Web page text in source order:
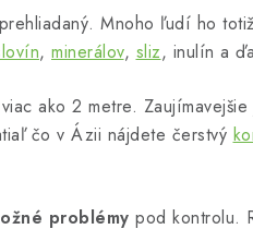
Mnoho ľudí ho
, minerálov, sliz, inulín a
ako 2 metre.
čo v Ázii nájdete čerstvý
problémy pod kontrolu.